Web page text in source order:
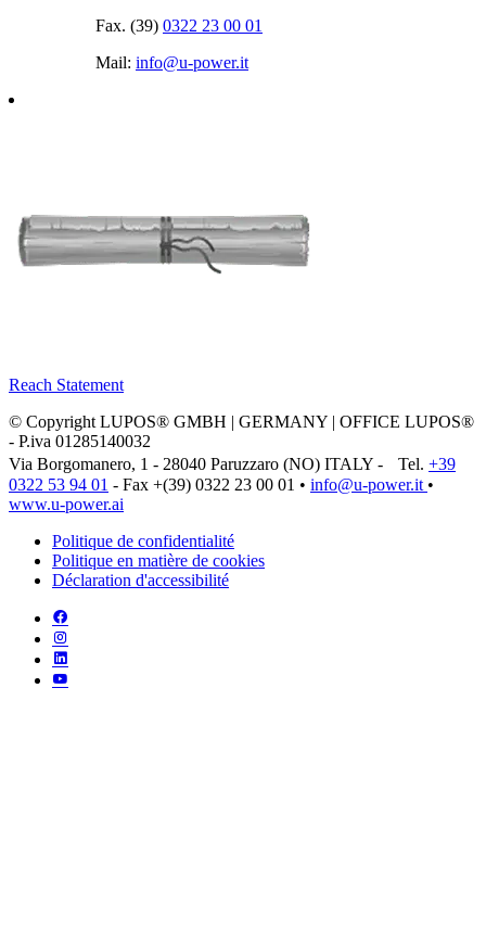
Fax. (39) 0322 23 00 01
Mail: info@u‑power.it
Reach Statement
© Copyright LUPOS® GMBH | GERMANY | OFFICE LUPOS®
- P.iva 01285140032
Via Borgomanero, 1 - 28040 Paruzzaro (NO) ITALY - Tel. +39
0322 53 94 01 - Fax +(39) 0322 23 00 01 • info@u‑power.it •
www.u‑power.ai
Politique de confidentialité
Politique en matière de cookies
Déclaration d'accessibilité